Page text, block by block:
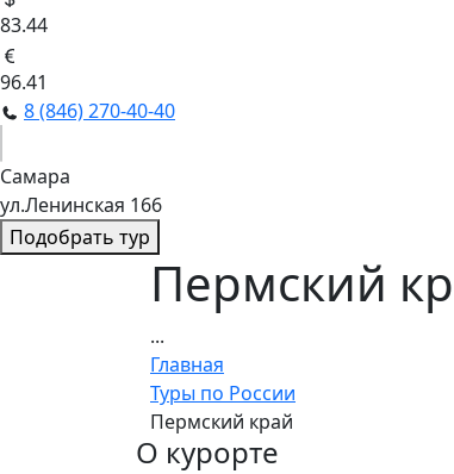
83.44
96.41
8 (846) 270-40-40
Самара
ул.Ленинская 166
Подобрать тур
Пермский
...
Главная
Туры по России
Пермский край
О курорте